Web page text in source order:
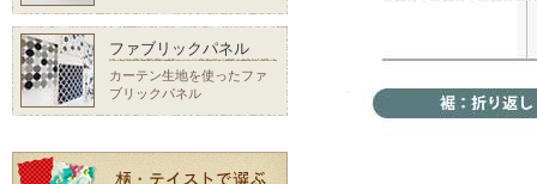
ファブリックパネル
カーテン生地を使ったファ
ブリックパネル